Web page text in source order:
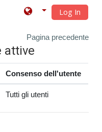
Log In
Pagina precedente
attive
Consenso dell'utente
Tutti gli utenti